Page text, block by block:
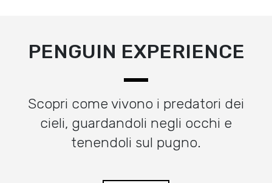
PENGUIN EXPERIENCE
Scopri come vivono i predatori dei
cieli, guardandoli negli occhi e
tenendoli sul pugno.